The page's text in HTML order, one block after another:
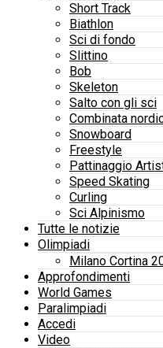
Short Track
Biathlon
Sci di fondo
Slittino
Bob
Skeleton
Salto con gli sci
Combinata
Snowboard
Freestyle
Pattinaggio
Speed Skating
Curling
Sci Alpinismo
Tutte le notizie
Olimpiadi
Milano Cortina
Approfondimenti
World Games
Paralimpiadi
Accedi
Video